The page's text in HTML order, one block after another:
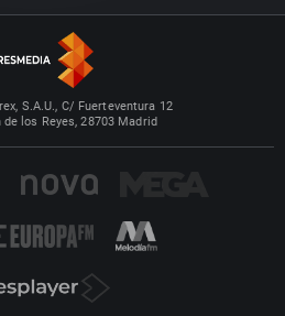
S.A.U., C/ Fuerteventura 12
los Reyes, 28703 Madrid